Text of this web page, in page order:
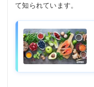
て知られています。